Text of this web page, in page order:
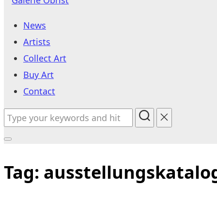
content
News
Artists
Collect Art
Buy Art
Contact
Search
sidebar
&
Tag: